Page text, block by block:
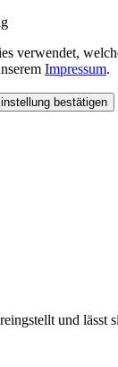
verwendet,
Impressum.
bestätigen
und lässt